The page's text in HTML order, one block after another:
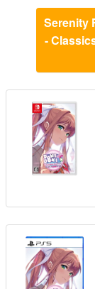
Serenity
-